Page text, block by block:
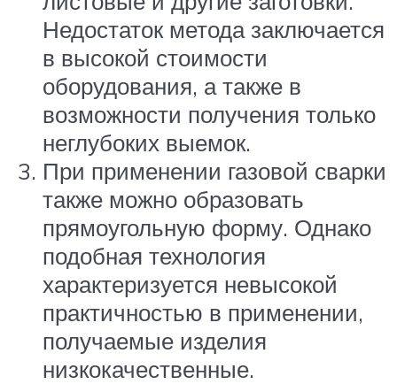
Недостаток метода заключается
в высокой стоимости
оборудования, а также в
возможности получения только
неглубоких выемок.
При применении газовой сварки
также можно образовать
прямоугольную форму. Однако
подобная технология
характеризуется невысокой
практичностью в применении,
получаемые изделия
низкокачественные.